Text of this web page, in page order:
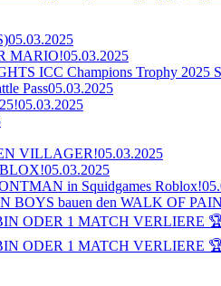
05.03.2025
MARIO!05.03.2025
ICC Champions Trophy 2025
Pass05.03.2025
05.03.2025
VILLAGER!05.03.2025
05.03.2025
in Squidgames Roblox!
BOYS bauen den WALK OF PAIN
ODER 1 MATCH VERLIERE
ODER 1 MATCH VERLIERE